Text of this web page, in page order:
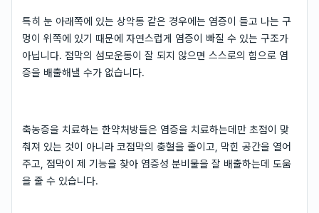
특히 눈 아래쪽에 있는 상악동 같은 경우에는 염증이 들고 나는 구
멍이 위쪽에 있기 때문에 자연스럽게 염증이 빠질 수 있는 구조가
아닙니다. 점막의 섬모운동이 잘 되지 않으면 스스로의 힘으로 염
증을 배출해낼 수가 없습니다.
축농증을 치료하는 한약처방들은 염증을 치료하는데만 초점이 맞
춰져 있는 것이 아니라 코점막의 충혈을 줄이고, 막힌 공간을 열어
주고, 점막이 제 기능을 찾아 염증성 분비물을 잘 배출하는데 도움
을 줄 수 있습니다.